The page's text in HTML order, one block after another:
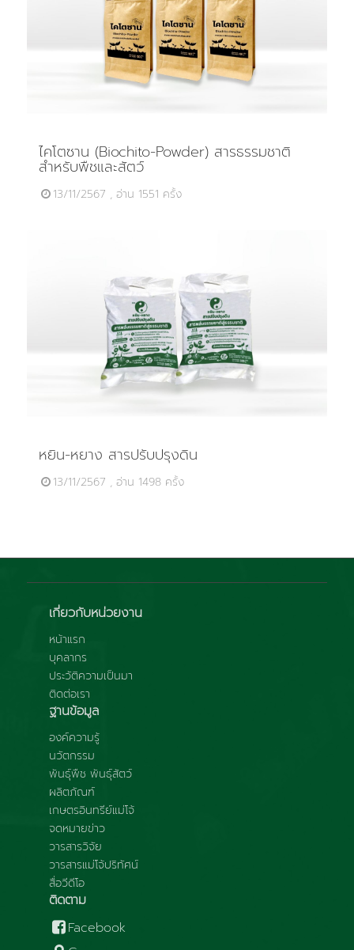
ไคโตซาน (Biochito-Powder) สารธรรมชาติ
สำหรับพืชและสัตว์
13/11/2567 , อ่าน 1551 ครั้ง
หยิน-หยาง สารปรับปรุงดิน
13/11/2567 , อ่าน 1498 ครั้ง
เกี่ยวกับหน่วยงาน
หน้าแรก
บุคลากร
ประวัติความเป็นมา
ติดต่อเรา
ฐานข้อมูล
องค์ความรู้
นวัตกรรม
พันธุ์พืช พันธุ์สัตว์
ผลิตภัณฑ์
เกษตรอินทรีย์แม่โจ้
จดหมายข่าว
วารสารวิจัย
วารสารแม่โจ้ปริทัศน์
สื่อวีดีโอ
ติดตาม
Facebook